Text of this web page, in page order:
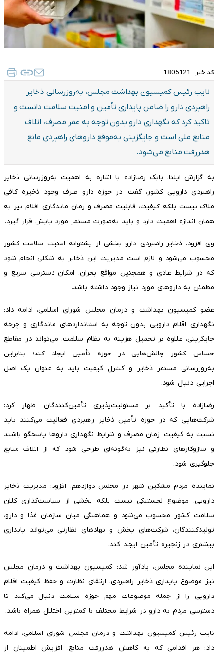
کد خبر : 1805121
نایب رئیس کمیسیون بهداشت مجلس، به‌روزرسانی ذخایر
راهبردی دارو را ضامن پایداری تأمین و امنیت سلامت دانست و
تاکید کرد که نگهداری دارو بدون توجه به عمر مصرف، اتلاف
منابع ملی است و جایگزینی به‌موقع داروهای راهبردی مانع
هدررفت منابع می‌شود.
به گزارش ایلنا، بابک رضازاده با اشاره به اهمیت به‌روزرسانی ذخایر
راهبردی دارویی کشور، گفت: در حوزه دارو صرف وجود ذخیره کافی
ملاک نیست بلکه کیفیت، قابلیت مصرف و زمان ماندگاری اقلام نیز به
همان اندازه اهمیت دارد و باید به‌صورت مستمر مورد پایش قرار گیرد.
وی افزود: ذخایر راهبردی دارو بخشی از پشتوانه امنیت سلامت کشور
محسوب می‌شود و لازم است مدیریت این ذخایر به شکلی انجام شود
که در شرایط عادی و همچنین مواقع بحران، امکان دسترسی سریع و
مطمئن به داروهای مورد نیاز وجود داشته باشد.
عضو کمیسیون بهداشت و درمان مجلس شورای اسلامی، ادامه داد:
نگهداری اقلام دارویی بدون توجه به استانداردهای ماندگاری و چرخه
جایگزینی، علاوه بر تحمیل هزینه به نظام سلامت، می‌تواند در مقاطع
حساس کشور چالش‌هایی در حوزه تأمین ایجاد کند؛ بنابراین
به‌روزرسانی مستمر ذخایر و کنترل کیفیت باید به عنوان یک اصل
اجرایی دنبال شود.
رضازاده با تأکید بر مسئولیت‌پذیری تأمین‌کنندگان اظهار کرد:
شرکت‌هایی که در حوزه تأمین ذخایر راهبردی فعالیت می‌کنند باید
نسبت به کیفیت، زمان مصرف و شرایط نگهداری داروها پاسخگو باشند
و سازوکارهای نظارتی نیز به‌گونه‌ای طراحی شود که از اتلاف منابع
جلوگیری شود.
نماینده مردم مشکین شهر در مجلس دوازدهم، افزود: مدیریت ذخایر
دارویی، موضوع لجستیکی نیست بلکه بخشی از سیاست‌گذاری کلان
سلامت کشور محسوب می‌شود و هماهنگی میان سازمان غذا و دارو،
تولیدکنندگان، شرکت‌های پخش و نهادهای نظارتی می‌تواند پایداری
بیشتری در زنجیره تأمین ایجاد کند.
این نماینده مجلس، یادآور شد: کمیسیون بهداشت و درمان مجلس
نیز موضوع پایداری ذخایر راهبردی، ارتقای نظارت و حفظ کیفیت اقلام
دارویی را از جمله موضوعات مهم حوزه سلامت دنبال می‌کند تا
دسترسی مردم به دارو در شرایط مختلف با کمترین اختلال همراه باشد.
نایب رئیس کمیسیون بهداشت و درمان مجلس شورای اسلامی، ادامه
داد: هر اقدامی که به کاهش هدررفت منابع، افزایش اطمینان از